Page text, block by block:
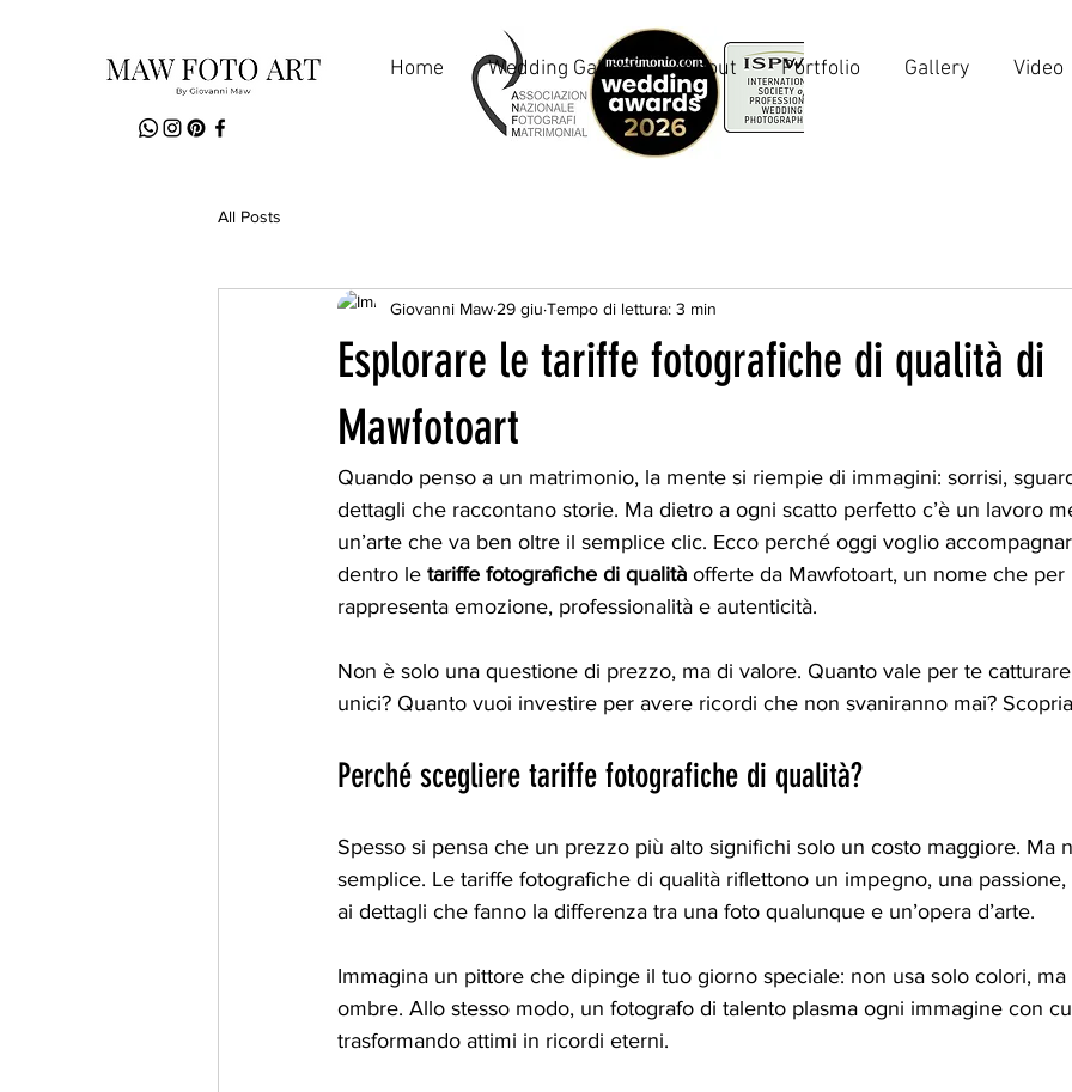
MawFotoArt Home Wedding Gallery About Portfolio Gallery Video
All Posts
Esplorare le tariffe fotografiche di qualità di
Mawfotoart
Giovanni Maw 29 giu Tempo di lettura: 3 min
Quando penso a un matrimonio, la mente si riempie di immagini: sorrisi,
dettagli che raccontano storie. Ma dietro a ogni scatto perfetto c’è un lavoro
un’arte che va ben oltre il semplice clic. Ecco perché oggi voglio
dentro le tariffe fotografiche di qualità offerte da Mawfotoart, un nome che per
rappresenta emozione, professionalità e autenticità.
Non è solo una questione di prezzo, ma di valore. Quanto vale per te
unici? Quanto vuoi investire per avere ricordi che non svaniranno mai?
Perché scegliere tariffe fotografiche di qualità?
Spesso si pensa che un prezzo più alto significhi solo un costo maggiore. Ma
semplice. Le tariffe fotografiche di qualità riflettono un impegno, una passione,
ai dettagli che fanno la differenza tra una foto qualunque e un’opera d’arte.
Immagina un pittore che dipinge il tuo giorno speciale: non usa solo colori,
ombre. Allo stesso modo, un fotografo di talento plasma ogni immagine con
trasformando attimi in ricordi eterni.